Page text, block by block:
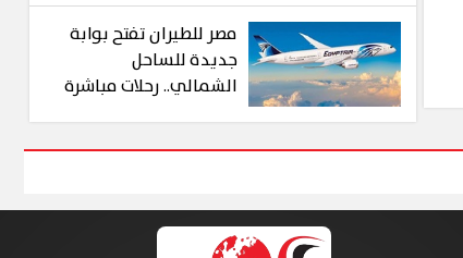
مصر للطيران تفتح بوابة
جديدة للساحل
الشمالي.. رحلات مباشرة